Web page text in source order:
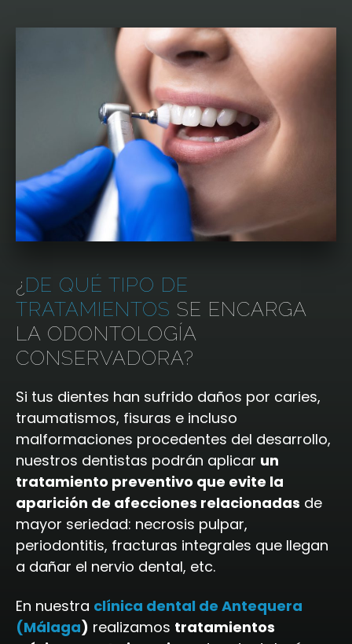
¿ DE QUÉ TIPO DE
TRATAMIENTOS SE ENCARGA
LA ODONTOLOGÍA
CONSERVADORA?
Si tus dientes han sufrido daños por caries,
traumatismos, fisuras e incluso
malformaciones procedentes del desarrollo,
nuestros dentistas podrán aplicar un
tratamiento preventivo que evite la
aparición de afecciones relacionadas de
mayor seriedad: necrosis pulpar,
periodontitis, fracturas integrales que llegan
a dañar el nervio dental, etc.
En nuestra clínica dental de Antequera
(Málaga) realizamos tratamientos